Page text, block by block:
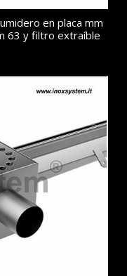
en placa mm
63 y filtro extraíble